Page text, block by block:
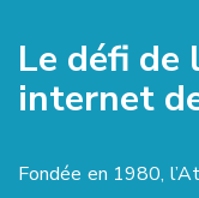
Le défi
internet
Fondée en 1980,